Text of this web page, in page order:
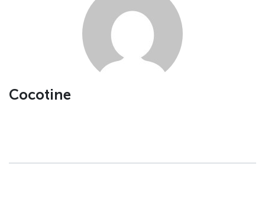
Cocotine